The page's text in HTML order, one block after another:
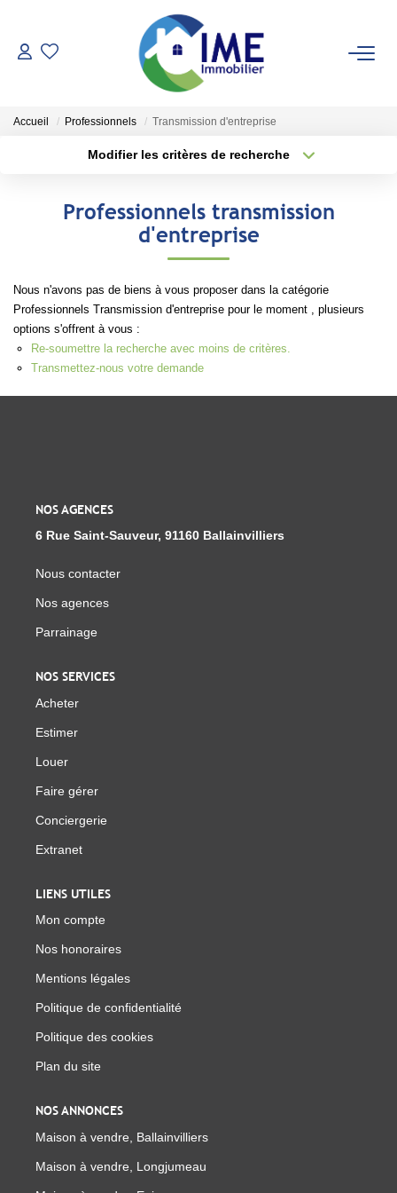
ACHETER
Faire Gérer
Espace Client
NOS AGENCES
Accueil Professionnels Transmission d'entreprise
Modifier les critères de recherche
Type de bien
Surface min
Créer une alerte
Professionnels transmission
d'entreprise
Nous n'avons pas de biens à vous proposer dans la catégorie
Professionnels Transmission d'entreprise pour le moment , plusieurs
options s'offrent à vous :
Re-soumettre la recherche avec moins de critères.
Transmettez-nous votre demande
NOS AGENCES
6 Rue Saint-Sauveur, 91160 Ballainvilliers
Nous contacter
Nos agences
Parrainage
NOS SERVICES
Acheter
Estimer
Louer
Faire gérer
Conciergerie
Extranet
LIENS UTILES
Mon compte
Nos honoraires
Mentions légales
Politique de confidentialité
Politique des cookies
Plan du site
NOS ANNONCES
Maison à vendre, Ballainvilliers
Maison à vendre, Longjumeau